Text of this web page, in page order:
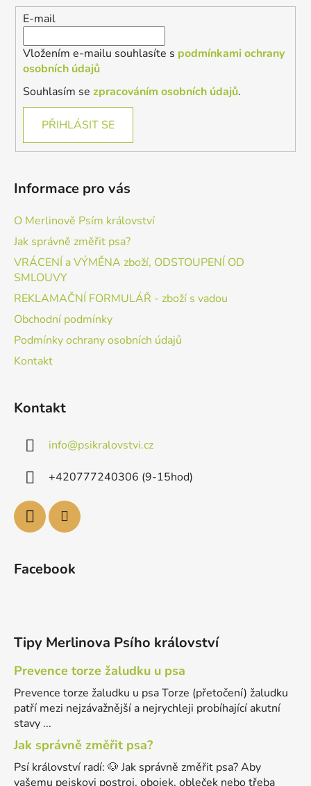
E-mail
Vložením e-mailu souhlasíte s podmínkami ochrany
osobních údajů
Souhlasím se zpracováním osobních údajů.
PŘIHLÁSIT SE
Informace pro vás
O Merlinově Psím království
Jak správně změřit psa?
VRÁCENÍ a VÝMĚNA zboží, ODSTOUPENÍ OD
SMLOUVY
REKLAMAČNÍ FORMULÁŘ - zboží s vadou
Obchodní podmínky
Podmínky ochrany osobních údajů
Kontakt
Kontakt
info@psikralovstvi.cz
+420777240306 (9-15hod)
Facebook
Tipy Merlinova Psího království
Prevence torze žaludku u psa
Prevence torze žaludku u psa Torze (přetočení) žaludku
patří mezi nejzávažnější a nejrychleji probíhající akutní
stavy ...
Jak správně změřit psa?
Psí království radí: 🐶 Jak správně změřit psa? Aby
vašemu pejskovi postroj, obojek, obleček nebo třeba